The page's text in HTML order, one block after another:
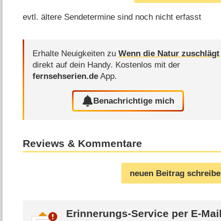
evtl. ältere Sendetermine sind noch nicht erfasst
Erhalte Neuigkeiten zuWenn die Natur zuschlägt
direkt auf dein Handy. Kostenlos mit der
fernsehserien.de App.
Benachrichtige mich
Reviews & Kommentare
neuen Beitrag
Erinnerungs-Service per E-